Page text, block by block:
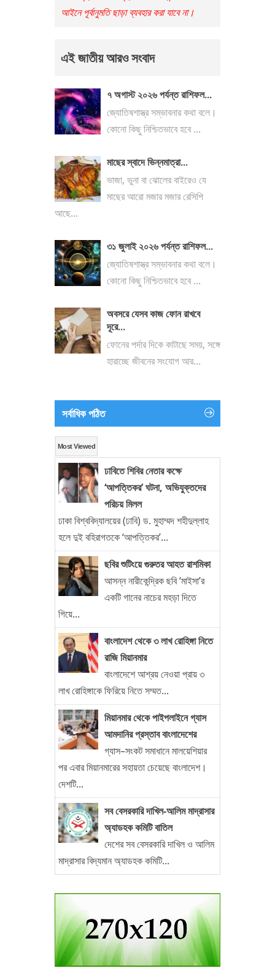
আইনে পূর্বানুমতি ছাড়া ব্যবহার করা যাবে না।
এই জাতীয় আরও সংবাদ
৭ অগাস্ট ২০২৬ পর্যন্ত রাশিফল...
জ্যোতিষশাস্ত্র সম্ভাবনার কথা বলে।
কোনো কিছু নিশ্চিতভাবে হবে ...
মাছের স্বাদে ভিন্নমাত্রা...
ভাজা, ভুনা বা ঝোলের বাইরেও যে
মাছের আরো মজার মজার রেসিপি
আছে...
৩১ জুলাই ২০২৬ পর্যন্ত রাশিফল...
জ্যোতিষশাস্ত্র সম্ভাবনার কথা বলে।
কোনো কিছু নিশ্চিতভাবে হবে ...
অবসরে যেসব কাজ ফোন রাখবে
দূরে...
ফোনের পর্দার দিকে কাটাছে সময়, সঙ্গে
হারাচ্ছে জীবনের সংযোগ আর...
সর্বাধিক পঠিত
Most Viewed
ঢাবিতে শিবির নেতার কক্ষে
‘আপত্তিকর’ ঘটনা, অভিযুক্তদের
পরিচয় মিলল
ঢাকা বিশ্ববিদ্যালয়ের (ঢাবি) ড. মুহাম্মদ শহীদুল্লাহ
হলে দুই বহিরাগতকে ‘আপত্তিকর’...
ছবির শুটিংয়ে গুরুতর আহত রাশমিকা
আসন্ন নারীকেন্দ্রিক ছবি ‘মাইসা’র
একটি গানের নাচের মহড়া দিতে
গিয়ে...
বাংলাদেশ থেকে ৩ লাখ রোহিঙ্গা নিতে
রাজি মিয়ানমার
বাংলাদেশে আশ্রয় নেওয়া প্রায় ৩
লাখ রোহিঙ্গাকে ফিরিয়ে নিতে সম্মত...
মিয়ানমার থেকে পাইপলাইনে গ্যাস
আমদানির প্রস্তাব বাংলাদেশের
গ্যাস–সংকট সমাধানে মালয়েশিয়ার
পর এবার মিয়ানমারের সহায়তা চেয়েছে বাংলাদেশ।
দেশটি...
সব বেসরকারি দাখিল-আলিম মাদ্রাসার
অ্যাডহক কমিটি বাতিল
দেশের সব বেসরকারি দাখিল ও আলিম
মাদ্রাসার বিদ্যমান অ্যাডহক কমিটি...